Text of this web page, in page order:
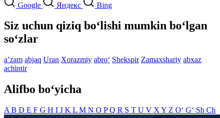
Google Яндекс Bing
Siz uchun qiziq bo‘lishi mumkin bo‘lgan
so‘zlar
aʼzam abjaq Uran Xorazmiy abro‘ Shekspir Zamaxshariy abxaz
achintir
Alifbo bo‘yicha
A B D E F G H I J K L M N O PQ R S T U V X Y Z O‘ G‘ Sh Ch